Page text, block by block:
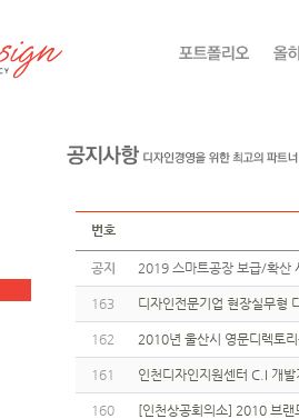
번호
공지 2019 스마트공장 보급/확
163 디자인전문기업 현장실무형
162 2010년 울산시 영문디렉토
161 인천디자인지원센터 C.I 개
160 [인천상공회의소] 2010 브